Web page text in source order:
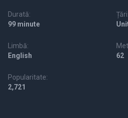
Durată:
99 minute
Țări:
Limbă:
English
62
Popularitate:
2,721